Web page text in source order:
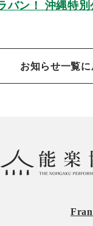
バン！ 沖縄特
お知らせ一覧に